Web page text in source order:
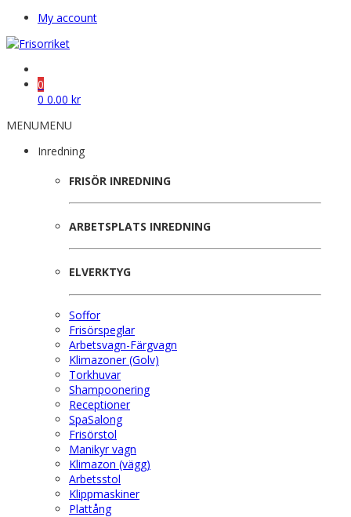
My account
0
0 0.00 kr
MENUMENU
Inredning
FRISÖR INREDNING
ARBETSPLATS INREDNING
ELVERKTYG
Soffor
Frisörspeglar
Arbetsvagn-Färgvagn
Klimazoner (Golv)
Torkhuvar
Shampoonering
Receptioner
SpaSalong
Frisörstol
Manikyr vagn
Klimazon (vägg)
Arbetsstol
Klippmaskiner
Plattång